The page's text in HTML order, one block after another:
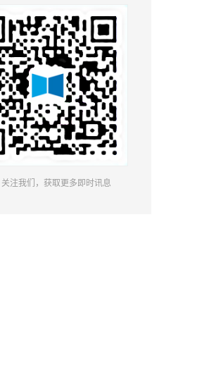
关注我们，获取更多即时讯息